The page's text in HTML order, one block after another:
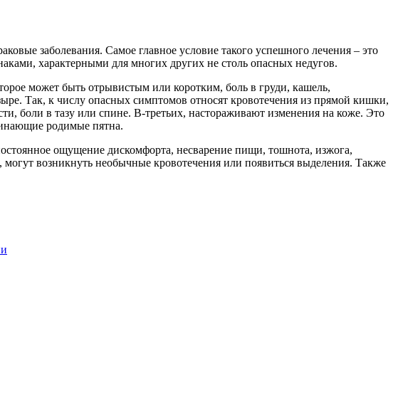
заболевания. Самое главное условие такого успешного лечения – это
характерными для многих других не столь опасных недугов.
может быть отрывистым или коротким, боль в груди, кашель,
Так, к числу опасных симптомов относят кровотечения из прямой кишки,
боли в тазу или спине. В-третьих, настораживают изменения на коже. Это
родимые пятна.
ощущение дискомфорта, несварение пищи, тошнота, изжога,
возникнуть необычные кровотечения или появиться выделения. Также